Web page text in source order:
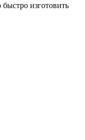
изготовить